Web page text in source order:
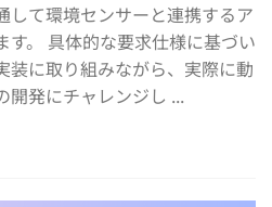
して環境センサーと連携するア
す。 具体的な要求仕様に基づい
装に取り組みながら、実際に動
開発にチャレンジし ...